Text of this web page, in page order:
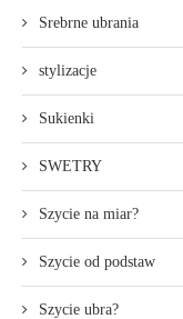
Srebrne ubrania
stylizacje
Sukienki
SWETRY
Szycie na miar?
Szycie od podstaw
Szycie ubra?